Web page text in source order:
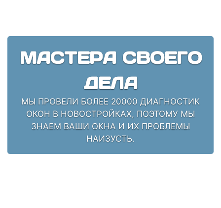
МАСТЕРА СВОЕГО
ДЕЛА
МЫ ПРОВЕЛИ БОЛЕЕ 20000 ДИАГНОСТИК
ОКОН В НОВОСТРОЙКАХ, ПОЭТОМУ МЫ
ЗНАЕМ ВАШИ ОКНА И ИХ ПРОБЛЕМЫ
НАИЗУСТЬ.